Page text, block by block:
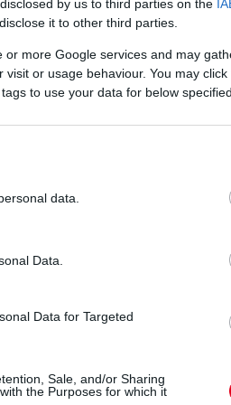
by us to third parties on the
it to other third parties.
more Google services and may
or usage behaviour. You may
to use your data for below
data.
Data.
Data for Targeted
Sale, and/or Sharing
the Purposes for which it
Az F1 legifjabb csapata
hogy néhány éven belül
részletek
korábbi anyagok